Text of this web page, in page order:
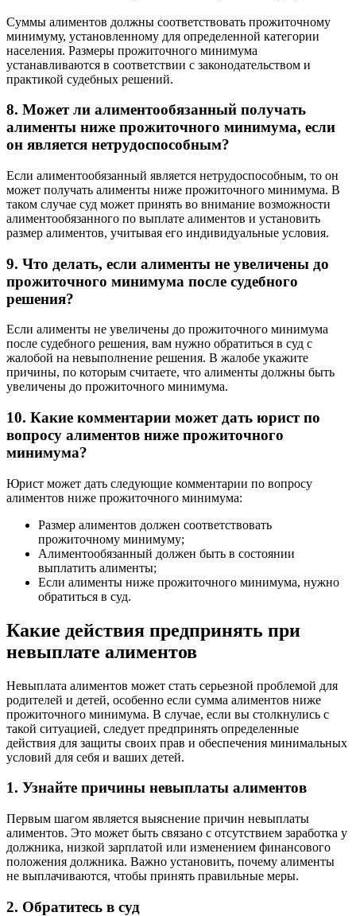
Суммы алиментов должны соответствовать прожиточному
минимуму, установленному для определенной категории
населения. Размеры прожиточного минимума
устанавливаются в соответствии с законодательством и
практикой судебных решений.
8. Может ли алиментообязанный получать
алименты ниже прожиточного минимума, если
он является нетрудоспособным?
Если алиментообязанный является нетрудоспособным, то он
может получать алименты ниже прожиточного минимума. В
таком случае суд может принять во внимание возможности
алиментообязанного по выплате алиментов и установить
размер алиментов, учитывая его индивидуальные условия.
9. Что делать, если алименты не увеличены до
прожиточного минимума после судебного
решения?
Если алименты не увеличены до прожиточного минимума
после судебного решения, вам нужно обратиться в суд с
жалобой на невыполнение решения. В жалобе укажите
причины, по которым считаете, что алименты должны быть
увеличены до прожиточного минимума.
10. Какие комментарии может дать юрист по
вопросу алиментов ниже прожиточного
минимума?
Юрист может дать следующие комментарии по вопросу
алиментов ниже прожиточного минимума:
Размер алиментов должен соответствовать
прожиточному минимуму;
Алиментообязанный должен быть в состоянии
выплатить алименты;
Если алименты ниже прожиточного минимума, нужно
обратиться в суд.
Какие действия предпринять при
невыплате алиментов
Невыплата алиментов может стать серьезной проблемой для
родителей и детей, особенно если сумма алиментов ниже
прожиточного минимума. В случае, если вы столкнулись с
такой ситуацией, следует предпринять определенные
действия для защиты своих прав и обеспечения минимальных
условий для себя и ваших детей.
1. Узнайте причины невыплаты алиментов
Первым шагом является выяснение причин невыплаты
алиментов. Это может быть связано с отсутствием заработка у
должника, низкой зарплатой или изменением финансового
положения должника. Важно установить, почему алименты
не выплачиваются, чтобы принять правильные меры.
2. Обратитесь в суд